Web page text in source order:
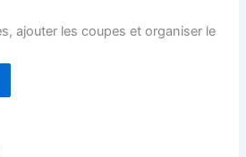
ajouter les coupes et organiser le